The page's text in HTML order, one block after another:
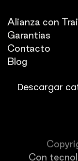
Alianza con
Garantías
Con​tacto
Blog​​
Descargar
Con